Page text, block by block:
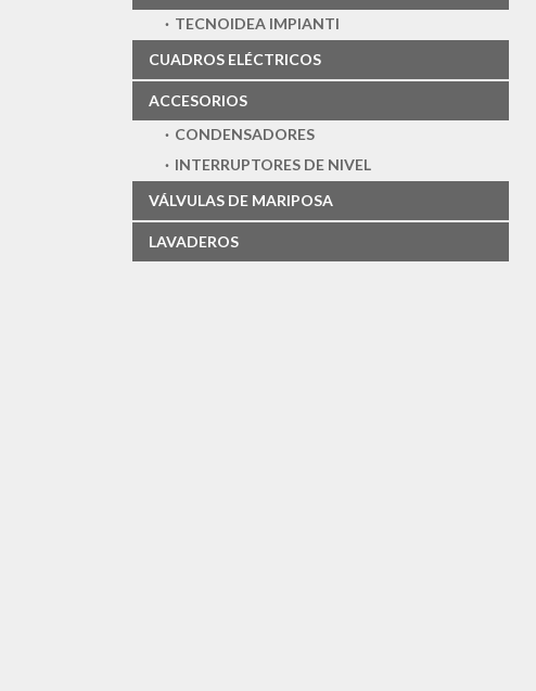
TECNOIDEA IMPIANTI
CUADROS ELÉCTRICOS
ACCESORIOS
CONDENSADORES
INTERRUPTORES DE NIVEL
VÁLVULAS DE MARIPOSA
LAVADEROS